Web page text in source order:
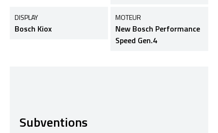
DISPLAY
Bosch Kiox
MOTEUR
New Bosch Performance
Speed Gen.4
Subventions